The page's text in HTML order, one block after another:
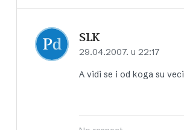
SLK
29.04.2007. u 22:17
A vidi se i od koga su